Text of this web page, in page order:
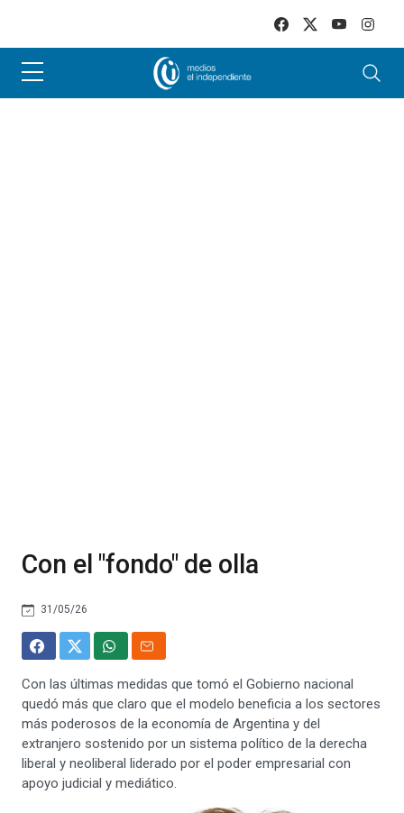
Con el "fondo" de olla
31/05/26
Con las últimas medidas que tomó el Gobierno nacional
quedó más que claro que el modelo beneficia a los sectores
más poderosos de la economía de Argentina y del
extranjero sostenido por un sistema político de la derecha
liberal y neoliberal liderado por el poder empresarial con
apoyo judicial y mediático.